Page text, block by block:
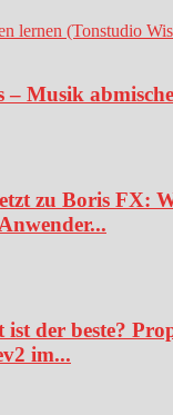
Musik
zu Boris FX:
der beste?
im...